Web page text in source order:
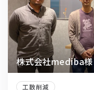
株式会社mediba様
工数削減